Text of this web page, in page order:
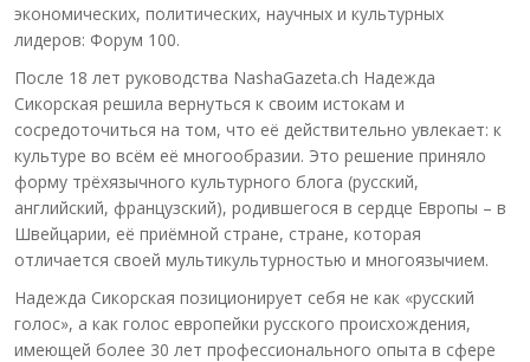
экономических, политических, научных и культурных
лидеров: Форум 100.
После 18 лет руководства NashaGazeta.ch Надежда
Сикорская решила вернуться к своим истокам и
сосредоточиться на том, что её действительно увлекает: к
культуре во всём её многообразии. Это решение приняло
форму трёхязычного культурного блога (русский,
английский, французский), родившегося в сердце Европы – в
Швейцарии, её приёмной стране, стране, которая
отличается своей мультикультурностью и многоязычием.
Надежда Сикорская позиционирует себя не как «русский
голос», а как голос европейки русского происхождения,
имеющей более 30 лет профессионального опыта в сфере